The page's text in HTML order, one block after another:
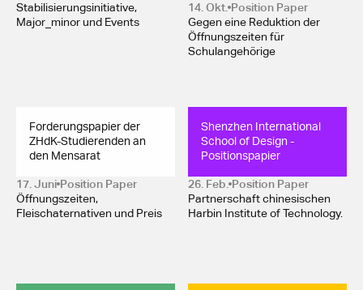
Stabilisierungsinitiative,
Major_minor und Events
14. Okt. Position Paper
Gegen eine Reduktion der
Öffnungszeiten für
Schulangehörige
Forderungspapier der
ZHdK-Studierenden an
den Mensarat
17. Juni Position Paper
Öffnungszeiten,
Fleischaternativen und Preis
Shenzhen International
School of Design -
Positionspapier
26. Feb. Position Paper
Partnerschaft chinesischen
Harbin Institute of Technology.